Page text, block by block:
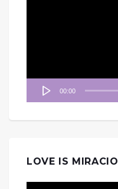
00:00
LOVE IS MIRACIO